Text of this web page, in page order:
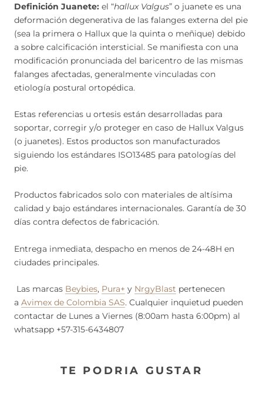
Definición Juanete: el “hallux Valgus” o juanete es una
deformación degenerativa de las falanges externa del pie
(sea la primera o Hallux que la quinta o meñique) debido
a sobre calcificación intersticial. Se manifiesta con una
modificación pronunciada del baricentro de las mismas
falanges afectadas, generalmente vinculadas con
etiología postural ortopédica.
Estas referencias u ortesis están desarrolladas para
soportar, corregir y/o proteger en caso de Hallux Valgus
(o juanetes). Estos productos son manufacturados
siguiendo los estándares ISO13485 para patologías del
pie.
Productos fabricados solo con materiales de altísima
calidad y bajo estándares internacionales. Garantía de 30
días contra defectos de fabricación.
Entrega inmediata, despacho en menos de 24-48H en
ciudades principales.
Las marcas Beybies, Pura+ y NrgyBlast pertenecen
a Avimex de Colombia SAS. Cualquier inquietud pueden
contactar de Lunes a Viernes (8:00am hasta 6:00pm) al
whatsapp +57-315-6434807
TE PODRIA GUSTAR